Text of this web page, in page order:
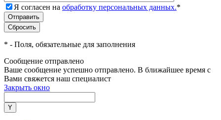
Я согласен на обработку персональных данных.*
* - Поля, обязательные для заполнения
Сообщение отправлено
Ваше сообщение успешно отправлено. В ближайшее время с
Вами свяжется наш специалист
Закрыть окно